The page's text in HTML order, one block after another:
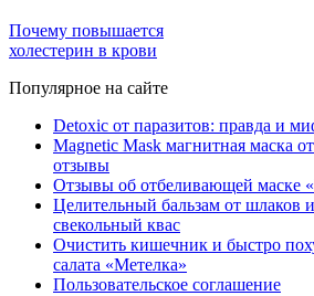
Почему повышается
холестерин в крови
Популярное на сайте
Detoxic от паразитов: правда и
Magnetic Mask магнитная маска
отзывы
Отзывы об отбеливающей маске
Целительный бальзам от шлаков
свекольный квас
Очистить кишечник и быстро
салата «Метелка»
Пользовательское соглашение